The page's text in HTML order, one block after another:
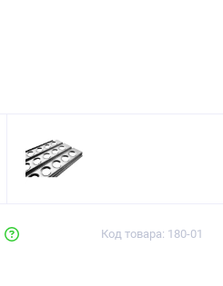
Код товара: 180-01